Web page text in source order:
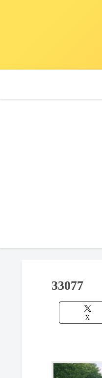
33077
X